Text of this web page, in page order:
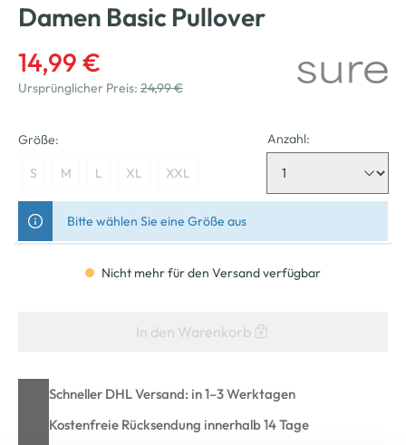
Damen Basic Pullover
14,99 €
Ursprünglicher Preis: 24,99 €
Größe:
S M L XL XXL
Anzahl:
Bitte wählen Sie eine Größe aus
Nicht mehr für den Versand verfügbar
In den Warenkorb
Schneller DHL Versand: in 1–3 Werktagen
Kostenfreie Rücksendung innerhalb 14 Tage